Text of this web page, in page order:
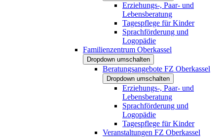
Erziehungs-, Paar- und
Lebensberatung
Tagespflege für Kinder
Sprachförderung und
Logopädie
Familienzentrum Oberkassel
Dropdown umschalten
Beratungsangebote FZ Oberkassel
Dropdown umschalten
Erziehungs-, Paar- und
Lebensberatung
Sprachförderung und
Logopädie
Tagespflege für Kinder
Veranstaltungen FZ Oberkassel